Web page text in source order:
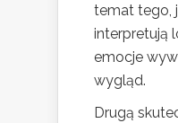
temat tego,
interpretują
emocje
wygląd.
Drugą